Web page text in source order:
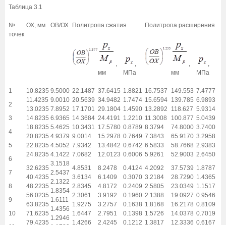
Таблица 3.1
№
точек
ОХ, мм ОВ/ОХ Политропа сжатия Политропа расширения
,
мм
,
МПа
,
мм
,
МПа
1
2
3
4
5
6
7
8
9
10
10.8235
11.4235
13.0235
14.8235
18.8235
20.8235
22.8235
24.8235
32.6235
40.4235
48.2235
56.0235
63.8235
71.6235
79.4235
9.5000
9.0010
7.8952
6.9365
5.4625
4.9379
4.5052
4.1422
3.1518
2.5437
2.1322
1.8354
1.6111
1.4356
1.2946
22.1487
20.5639
17.1701
14.3684
10.3431
9.0014
7.9342
7.0682
4.8531
3.6134
2.8345
2.3061
1.9275
1.6447
1.4266
37.6415
34.9482
29.1804
24.4191
17.5780
15.2978
13.4842
12.0123
8.2478
6.1409
4.8172
3.9192
3.2757
2.7951
2.4245
1.8821
1.7474
1.4590
1.2210
0.8789
0.7649
0.6742
0.6006
0.4124
0.3070
0.2409
0.1960
0.1638
0.1398
0.1212
16.7537
15.6594
13.2892
11.3008
8.3794
7.3843
6.5833
5.9261
4.2092
3.2184
2.5805
2.1388
1.8168
1.5726
1.3817
149.553
139.785
118.627
100.877
74.8000
65.9170
58.7668
52.9003
37.5739
28.7290
23.0349
19.0927
16.2178
14.0378
12.3336
7.4777
6.9893
5.9314
5.0439
3.7400
3.2958
2.9383
2.6450
1.8787
1.4365
1.1517
0.9546
0.8109
0.7019
0.6167